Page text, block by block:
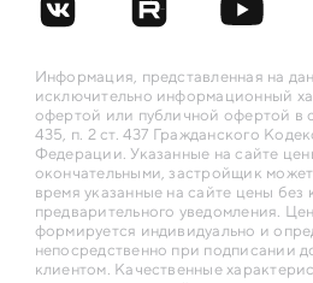
Информация, представленная на
исключительно информационный
офертой или публичной офертой в
435, п. 2 ст. 437 Гражданского
Федерации. Указанные на сайте
окончательными, застройщик
время указанные на сайте цены без
предварительного уведомления.
формируется индивидуально и
непосредственно при подписании
клиентом. Качественные